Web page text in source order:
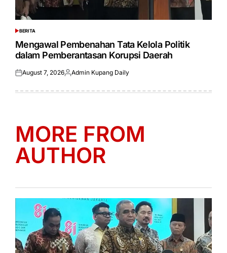
POSTED
IN
BERITA
Mengawal Pembenahan Tata Kelola Politik
dalam Pemberantasan Korupsi Daerah
Posted
August 7, 2026Posted
Admin Kupang Daily
MORE FROM
AUTHOR